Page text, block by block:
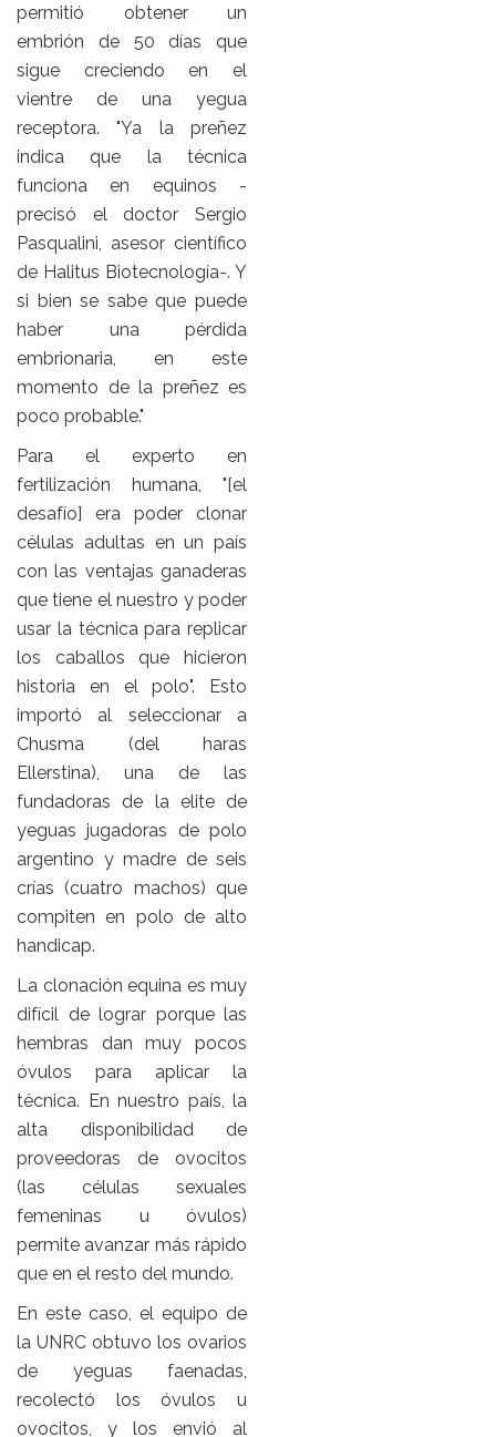
permitió obtener un
embrión de 50 días que
sigue creciendo en el
vientre de una yegua
receptora. "Ya la preñez
indica que la técnica
funciona en equinos -
precisó el doctor Sergio
Pasqualini, asesor científico
de Halitus Biotecnología-. Y
si bien se sabe que puede
haber una pérdida
embrionaria, en este
momento de la preñez es
poco probable."
Para el experto en
fertilización humana, "[el
desafío] era poder clonar
células adultas en un país
con las ventajas ganaderas
que tiene el nuestro y poder
usar la técnica para replicar
los caballos que hicieron
historia en el polo". Esto
importó al seleccionar a
Chusma (del haras
Ellerstina), una de las
fundadoras de la elite de
yeguas jugadoras de polo
argentino y madre de seis
crías (cuatro machos) que
compiten en polo de alto
handicap.
La clonación equina es muy
difícil de lograr porque las
hembras dan muy pocos
óvulos para aplicar la
técnica. En nuestro país, la
alta disponibilidad de
proveedoras de ovocitos
(las células sexuales
femeninas u óvulos)
permite avanzar más rápido
que en el resto del mundo.
En este caso, el equipo de
la UNRC obtuvo los ovarios
de yeguas faenadas,
recolectó los óvulos u
ovocitos, y los envió al